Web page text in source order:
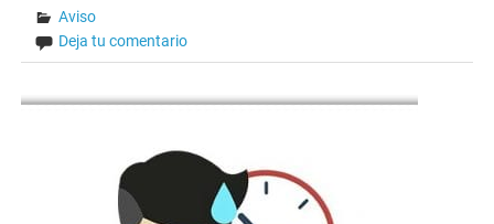
Aviso
Deja tu comentario